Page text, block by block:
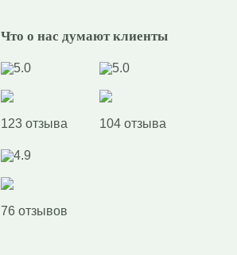
Что о нас думают клиенты
5.0
123 отзыва
5.0
104 отзыва
4.9
76 отзывов